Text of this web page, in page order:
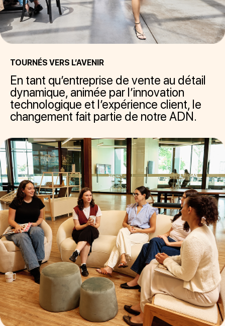
TOURNÉS VERS L’AVENIR
En tant qu’entreprise de vente au détail
dynamique, animée par l’innovation
technologique et l’expérience client, le
changement fait partie de notre ADN.